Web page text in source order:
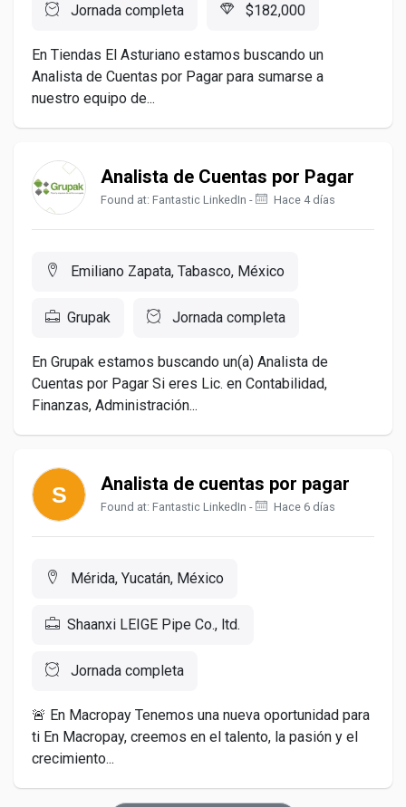
Jornada completa $182,000
En Tiendas El Asturiano estamos buscando un
Analista de Cuentas por Pagar para sumarse a
nuestro equipo de...
Analista de Cuentas por Pagar
Found at: Fantastic LinkedIn - Hace 4 días
Emiliano Zapata, Tabasco, México
Grupak Jornada completa
En Grupak estamos buscando un(a) Analista de
Cuentas por Pagar Si eres Lic. en Contabilidad,
Finanzas, Administración...
Analista de cuentas por pagar
Found at: Fantastic LinkedIn - Hace 6 días
Mérida, Yucatán, México
Shaanxi LEIGE Pipe Co., ltd.
Jornada completa
🚨 En Macropay Tenemos una nueva oportunidad para
ti En Macropay, creemos en el talento, la pasión y el
crecimiento...